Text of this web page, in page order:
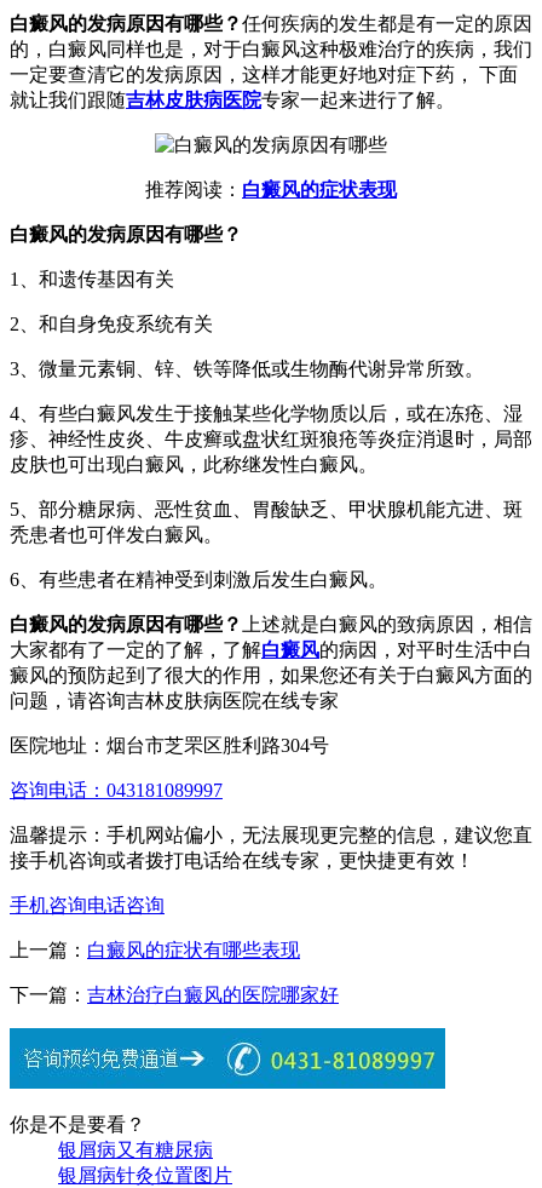
白癜风的发病原因有哪些？任何疾病的发生都是有一定的原因
的，白癜风同样也是，对于白癜风这种极难治疗的疾病，我们
一定要查清它的发病原因，这样才能更好地对症下药， 下面
就让我们跟随吉林皮肤病医院专家一起来进行了解。
推荐阅读： 白癜风的症状表现
白癜风的发病原因有哪些？
1、和遗传基因有关
2、和自身免疫系统有关
3、微量元素铜、锌、铁等降低或生物酶代谢异常所致。
4、有些白癜风发生于接触某些化学物质以后，或在冻疮、湿
疹、神经性皮炎、牛皮癣或盘状红斑狼疮等炎症消退时，局部
皮肤也可出现白癜风，此称继发性白癜风。
5、部分糖尿病、恶性贫血、胃酸缺乏、甲状腺机能亢进、斑
秃患者也可伴发白癜风。
6、有些患者在精神受到刺激后发生白癜风。
白癜风的发病原因有哪些？
上述就是白癜风的致病原因，相信
大家都有了一定的了解，了解白癜风的病因，对平时生活中白
癜风的预防起到了很大的作用，如果您还有关于白癜风方面的
问题，请咨询吉林皮肤病医院在线专家
医院地址：烟台市芝罘区胜利路304号
咨询电话：043181089997
温馨提示：手机网站偏小，无法展现更完整的信息，建议您直
接手机咨询或者拨打电话给在线专家，更快捷更有效！
手机咨询电话咨询
上一篇： 白癜风的症状有哪些表现
下一篇： 吉林治疗白癜风的医院哪家好
你是不是要看？
银屑病又有糖尿病
银屑病针灸位置图片